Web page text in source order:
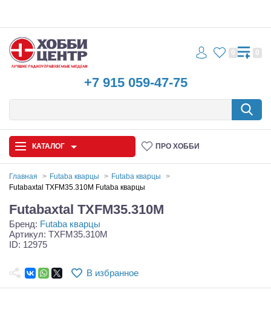
+7 915 059-47-75
0 0
КАТАЛОГ ПРО ХОББИ
Запчасти и аксессуары
Игрушки
Самолеты
Главная Futaba кварцы
Futaba кварцы
Futabaxtal TXFM35.310M Futaba кварцы
Futabaxtal TXFM35.310M
Бренд: Futaba кварцы
Артикул: TXFM35.310M
ID: 12975
В избранное